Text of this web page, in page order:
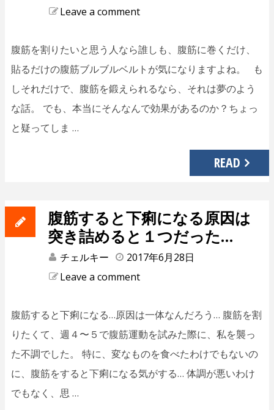
Leave a comment
腹筋を割りたいと思う人なら誰しも、腹筋に巻くだけ、
貼るだけの腹筋ブルブルベルトが気になりますよね。 も
しそれだけで、腹筋を鍛えられるなら、それは夢のよう
な話。 でも、本当にそんなんで効果があるのか？ちょっ
と疑ってしま …
READ
腹筋すると下痢になる原因は
突き詰めると１つだった…
チェルキー
2017年6月28日
Leave a comment
腹筋すると下痢になる…原因は一体なんだろう… 腹筋を割
りたくて、週４〜５で腹筋運動を試みた際に、私を襲っ
た不調でした。 特に、変なものを食べたわけでもないの
に、腹筋をすると下痢になる気がする… 体調が悪いわけ
でもなく、思 …